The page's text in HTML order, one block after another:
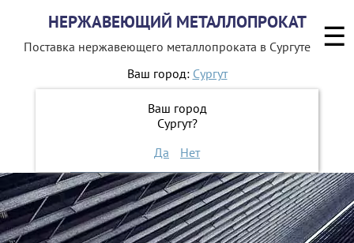
НЕРЖАВЕЮЩИЙ МЕТАЛЛОПРОКАТ
Поставка нержавеющего металлопроката в Сургуте
Ваш город: Сургут
Ваш город
Сургут?
Да
Нет
8 800 551-16-44
ЗАКАЗАТЬ ОБРАТНЫЙ ЗВОНОК
☰